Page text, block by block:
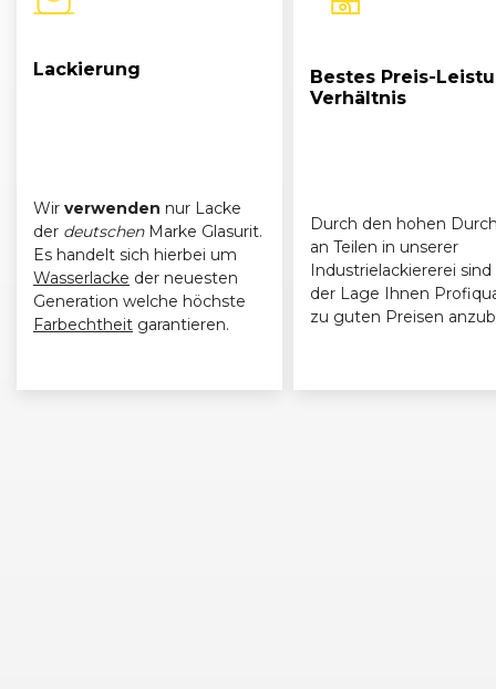
Lackierung
Wir verwenden nur Lacke
der deutschenMarke Glasurit.
Es handelt sich hierbei um
Wasserlacke der neuesten
Generation welche höchste
Farbechtheit garantieren.
Bestes Preis-
Verhältnis
Durch den hohen
an Teilen in unserer
Industrielackiererei sind
der Lage Ihnen
zu guten Preisen